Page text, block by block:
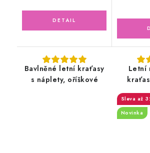
Bavlněné letní kraťasy
s náplety, oříškové
Letní
až
Novinka